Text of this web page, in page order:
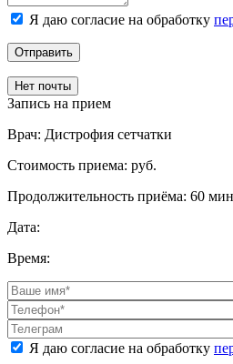
Я даю согласие на обработку
Отправить
Нет почты
Запись на прием
Врач: Дистрофия сетчатки
Стоимость приема: руб.
Продолжительность приёма: 60
Дата:
Время:
Я даю согласие на обработку